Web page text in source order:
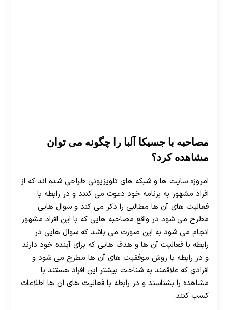
مصاحبه با جسیکا آلبا را چگونه می توان
مشاهده کرد؟
امروزه سایت ‌ها و شبکه‌ های تلویزیونی طراحی شده اند که از
افراد مشهور به برنامه خود دعوت می ‌کنند و در رابطه با
فعالیت ‌های آن ها مطالبی را ذکر می ‌کند و سوال ‌هایی
مطرح می ‌شود در واقع مصاحبه هایی که با این افراد مشهور
انجام می شود به این صورت می باشد که سوال هایی در
رابطه با فعالیت آن ها و هدف هایی که برای آینده خود دارند
و در رابطه با روش موفقیت ‌های آن ها مطرح می شود و
افرادی که علاقمند به شناخت بیشتر این افراد هستند با
مشاهده را بشناسند و در رابطه با فعالیت های ان ها اطلاعات
کسب کنند.